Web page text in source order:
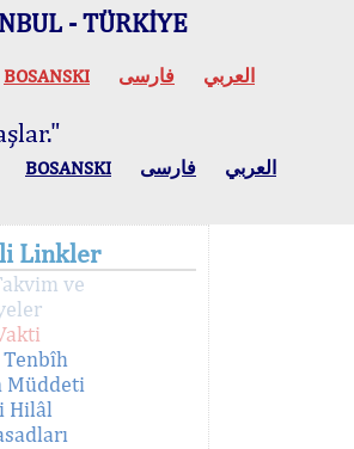
- TÜRKİYE
BOSANSKI العربي فارسی
BOSANSKI العربي فارسی
Linkler
ve
Müddeti
Hilâl